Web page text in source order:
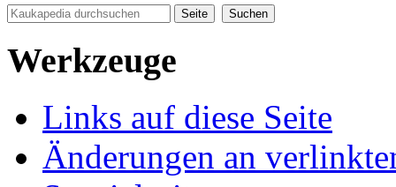
Werkzeuge
Links auf diese Seite
Änderungen an